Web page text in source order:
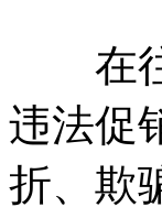
在往
违法促
折、欺